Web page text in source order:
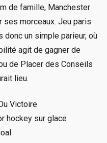
de famille, Manchester
ses morceaux. Jeu paris
un simple parieur, où
agit de gagner de
de Placer des Conseils
lieu.
Victoire
hockey sur glace